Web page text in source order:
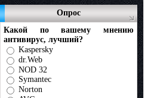
Опрос
Какой по вашему мнению
антивирус, лучший?
Kaspersky
dr.Web
NOD 32
Symantec
Norton